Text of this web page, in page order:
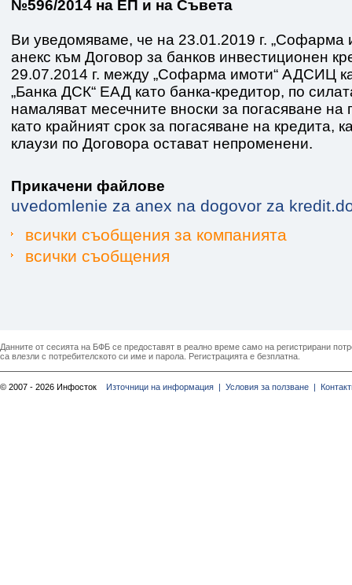
№596/2014 на ЕП и на Съвета
Ви уведомяваме, че на 23.01.2019 г.
анекс към Договор за банков инвестиционен
29.07.2014 г. между „Софарма имоти“ АДСИЦ
„Банка ДСК“ ЕАД като банка-кредитор, по
намаляват месечните вноски за погасяване на
като крайният срок за погасяване на кредита,
клаузи по Договора остават непроменени.
Прикачени файлове
uvedomlenie za anex na dogovor za
всички съобщения за компанията
всички съобщения
Данните от сесията на БФБ се предоставят в реално време само на регистрирани
са влезли с потребителското си име и парола. Регистрацията е безплатна.
© 2007 - 2026 Инфосток Източници на информация | Условия за ползване |